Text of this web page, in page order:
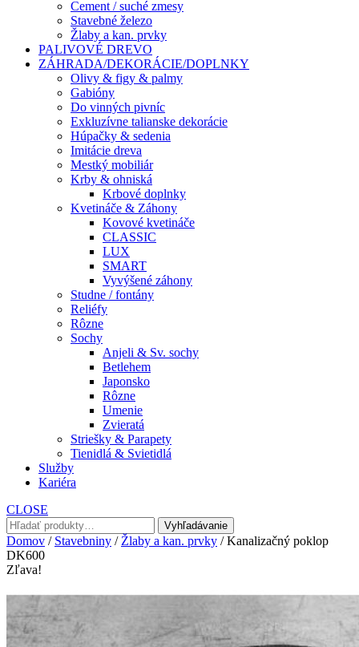
Cement / suché zmesy
Stavebné železo
Žlaby a kan. prvky
PALIVOVÉ DREVO
ZÁHRADA/DEKORÁCIE/DOPLNKY
Olivy & figy & palmy
Gabióny
Do vinných pivníc
Exkluzívne talianske dekorácie
Húpačky & sedenia
Imitácie dreva
Mestký mobiliár
Krby & ohniská
Krbové doplnky
Kvetináče & Záhony
Kovové kvetináče
CLASSIC
LUX
SMART
Vyvýšené záhony
Studne / fontány
Reliéfy
Rôzne
Sochy
Anjeli & Sv. sochy
Betlehem
Japonsko
Rôzne
Umenie
Zvieratá
Striešky & Parapety
Tienidlá & Svietidlá
Služby
Kariéra
CLOSE
Hľadať:
Vyhľadávanie
Domov / Stavebniny / Žlaby a kan. prvky / Kanalizačný poklop
DK600
Zľava!